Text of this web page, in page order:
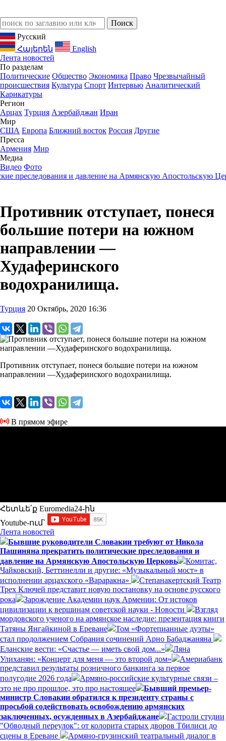
Русский
Հայերեն
English
Лента новостей
По разделам
Политические Общество Экономика Право Чрезвычайный
происшествия Культура Спорт Интервью Аналитический
Карикатуры
Регион
Арцах Турция Азербайджан Иран
Мир
США Европа Ближний восток Россия Другие
Пресса
Армения Мир
Медиа
Видео Фото
и давление на Армянскую Апостольскую
Противник отступает, понеся
большие потери на южном
направлении —
Худаферинского
водохранилища.
Турция 20 Октябрь, 2020 16:36
Противник отступает, понеся большие потери на южном
направлении —Худаферинского водохранилища.
В прямом эфире
Հետևե՛ք Euromedia24-ին
Youtube-ում`
Лента новостей
Бывшие руководители Словакии требуют от Никола
Пашиняна прекратить политические преследования и
давление на Армянскую Апостольскую Церковь
Комитас,
Чайковский, Беттинелли и другие: «Музыкальный мост» в
исполнении арцахского «Вараракна»
Степанакертский Театр
Трех Ключей представит новую постановку на основе русского
рока
Зарождение Академии наук Армении: От истоков
цивилизации к вершинам советской науки - Новости
Взгляд
мордовского ученого на армянское наследие: презентация книги
Татяны Янгайкиной в Ереване
Том «Фортепианные дуэты»
стал продолжением Собрания сочинений Арно Бабаджаняна
Еланские вести: «Счастье — иметь свой дом...»
Ляна
Улиханян: «Концерт для меня — это второй дом»
Америабанк
представил результаты розничного банкинга за первое
полугодие 2026 года
Армяно-российские культурные связи –
это не про прошлое, это про настоящее
Бывший премьер-
министр Словакии обратился к президенту страны с
просьбой содействовать освобождению армянских
заключенных, осужденных в Азербайджане
Гастроли студии
"Обводный переулок": от колорита старых дворов Тбилиси до
сцены в Ереване
Армяно-грузинский театральный диалог в